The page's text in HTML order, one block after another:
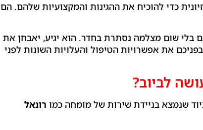
כדי להוכיח את ההגינות והמקצועיות שלהם. הם
בלי שום מצלמה נסתרת בחדר. הוא יגיע, יאבחן את
את אפשרויות הטיפול והעלויות השונות לפני
לביוב?
שנמצא בניידת שירות של מומחה כמו רונאל